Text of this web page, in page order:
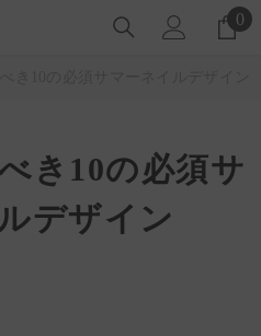
0
0
き10の必須サ
デザイン